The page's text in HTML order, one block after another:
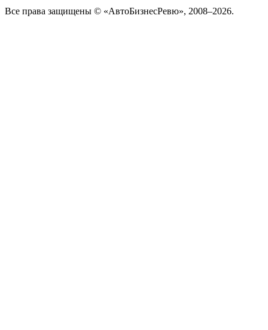
Все права защищены © «АвтоБизнесРевю», 2008–2026.